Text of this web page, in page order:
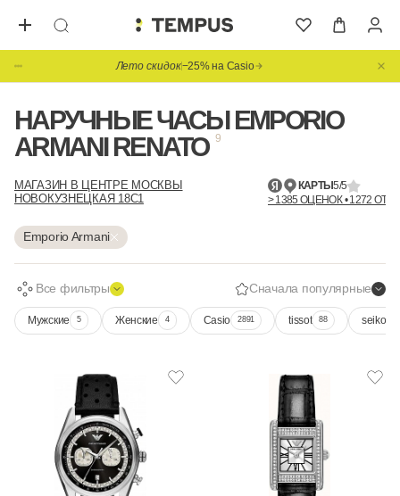
Лето скидок−25% на Casio
НАРУЧНЫЕ ЧАСЫ EMPORIO
ARMANI RENATO 9
МАГАЗИН В ЦЕНТРЕ МОСКВЫ
НОВОКУЗНЕЦКАЯ 18С1
КАРТЫ5/5
> 1385 ОЦЕНОК • 1272
Emporio Armani
Все фильтры Сначала популярные
Мужские 5 Женские 4 Casio 2891 tissot 88 seiko